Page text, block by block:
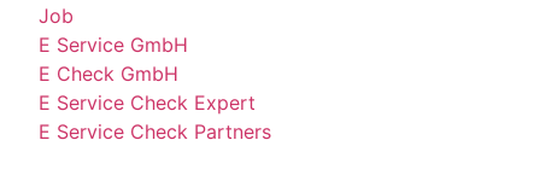
Job
E Service GmbH
E Check GmbH
E Service Check Expert
E Service Check Partners